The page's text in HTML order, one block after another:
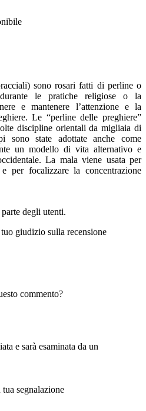
sono rosari fatti di perline o
le pratiche religiose o la
e mantenere l’attenzione e la
Le “perline delle preghiere”
discipline orientali da migliaia di
sono state adottate anche come
un modello di vita alternativo e
La mala viene usata per
per focalizzare la concentrazione
degli utenti.
giudizio sulla recensione
commento?
e sarà esaminata da un
segnalazione